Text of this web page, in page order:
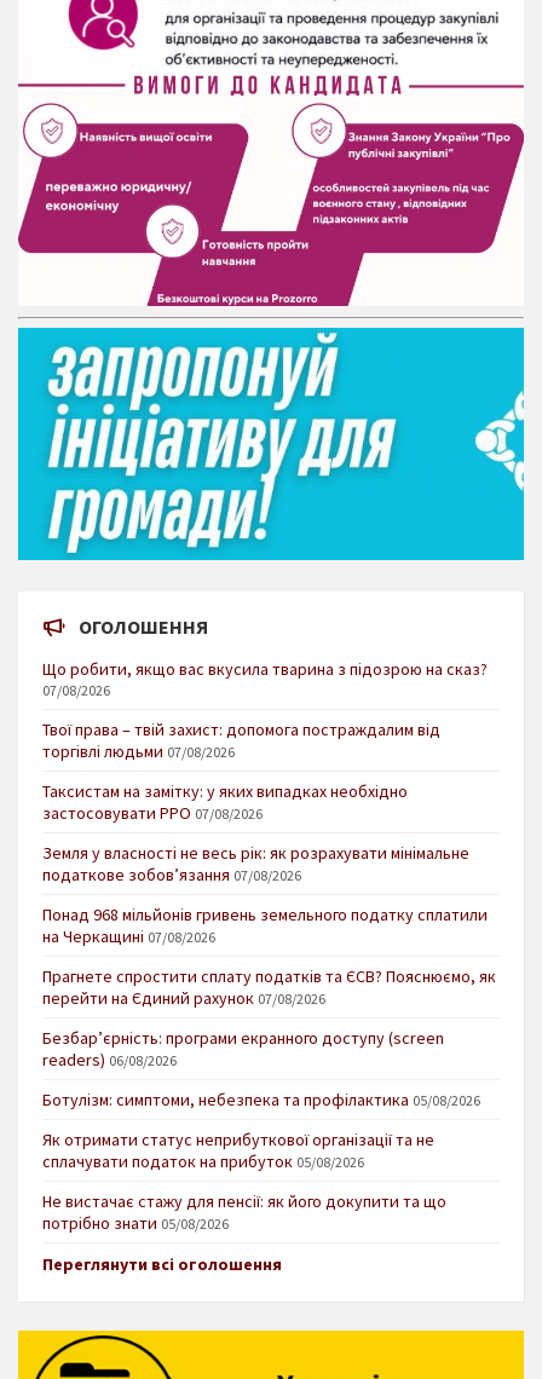
ОГОЛОШЕННЯ
Що робити, якщо вас вкусила тварина з підозрою на сказ?
07/08/2026
Твої права – твій захист: допомога постраждалим від
торгівлі людьми 07/08/2026
Таксистам на замітку: у яких випадках необхідно
застосовувати РРО 07/08/2026
Земля у власності не весь рік: як розрахувати мінімальне
податкове зобов’язання 07/08/2026
Понад 968 мільйонів гривень земельного податку сплатили
на Черкащині 07/08/2026
Прагнете спростити сплату податків та ЄСВ? Пояснюємо, як
перейти на Єдиний рахунок 07/08/2026
Безбар’єрність: програми екранного доступу (screen
readers) 06/08/2026
Ботулізм: симптоми, небезпека та профілактика 05/08/2026
Як отримати статус неприбуткової організації та не
сплачувати податок на прибуток 05/08/2026
Не вистачає стажу для пенсії: як його докупити та що
потрібно знати 05/08/2026
Переглянути всі оголошення